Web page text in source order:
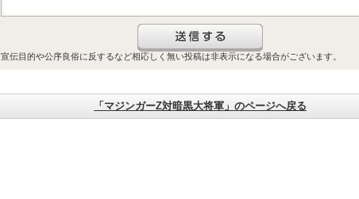
宣伝目的や公序良俗に反するなど相応しく無い投稿は非表示になる場合がございます。
「マジンガーZ対暗黒大将軍」のページへ戻る